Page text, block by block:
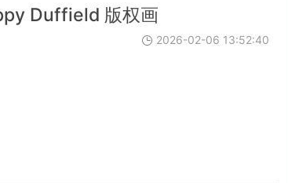
Duffield 版权画
2026-02-06 13:52:40